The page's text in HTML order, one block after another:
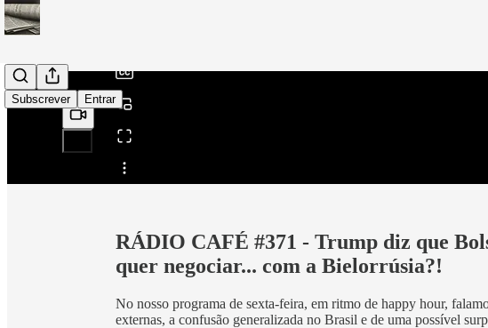
Subscrever Entrar
Partilhar a partir de0:00
RÁDIO CAFÉ #371 - Trump diz que
quer negociar... com a Bielorrúsia?!
No nosso programa de sexta-feira, em ritmo de happy hour,
externas, a confusão generalizada no Brasil e de uma possível